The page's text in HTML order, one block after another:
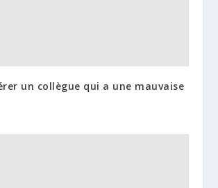
un collègue qui a une mauvaise